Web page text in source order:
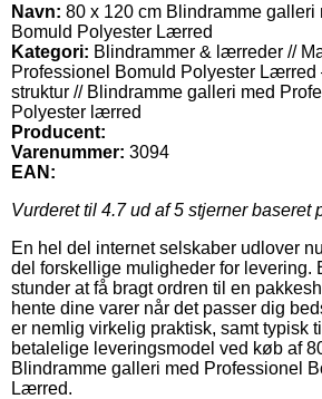
Navn: 80 x 120 cm Blindramme galleri
Bomuld Polyester Lærred
Kategori: Blindrammer & lærreder //
Professionel Bomuld Polyester Lærred
struktur // Blindramme galleri med
Polyester lærred
Producent:
Varenummer: 3094
EAN:
Vurderet til 4.7ud af 5 stjerner baseret
En hel del internet selskaber udlover
del forskellige muligheder for levering.
stunder at få bragt ordren til en
hente dine varer når det passer dig
er nemlig virkelig praktisk, samt typisk
betalelige leveringsmodel ved køb af
Blindramme galleri med Professionel
Lærred.